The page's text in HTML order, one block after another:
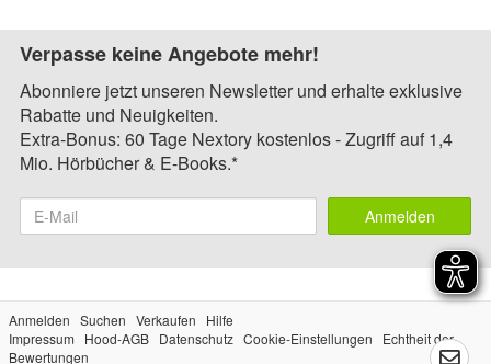
Verpasse keine Angebote mehr!
Abonniere jetzt unseren Newsletter und erhalte exklusive
Rabatte und Neuigkeiten.
Extra-Bonus: 60 Tage Nextory kostenlos - Zugriff auf 1,4
Mio. Hörbücher & E-Books.*
Anmelden
Anmelden Suchen Verkaufen
Hilfe
Impressum
Hood-AGB Datenschutz Cookie-Einstellungen
Echtheit der
Bewertungen